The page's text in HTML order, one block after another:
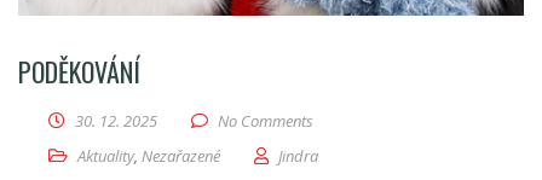
PODĚKOVÁNÍ
30. 12. 2025
No Comments
Aktuality, Nezařazené Jindra